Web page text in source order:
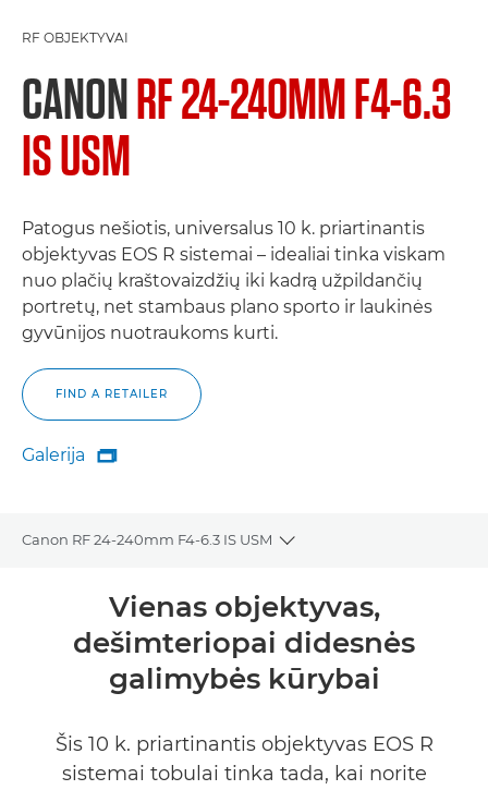
RF OBJEKTYVAI
CANONRF 24-240MM F4-6.3
IS USM
Patogus nešiotis, universalus 10 k. priartinantis
objektyvas EOS R sistemai – idealiai tinka viskam
nuo plačių kraštovaizdžių iki kadrą užpildančių
portretų, net stambaus plano sporto ir laukinės
gyvūnijos nuotraukoms kurti.
FIND A RETAILER
Galerija
Galerija

Canon RF 24-240mm F4-6.3 IS USM
Toggle breadcrumbs
Bendrieji duomenys
Specifikacijos
Palaikymas
Vienas objektyvas,
dešimteriopai didesnės
galimybės kūrybai
Šis 10 k. priartinantis objektyvas EOS R
sistemai tobulai tinka tada, kai norite